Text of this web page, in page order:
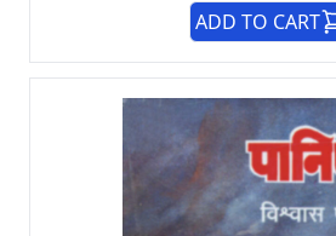
ADD TO CART